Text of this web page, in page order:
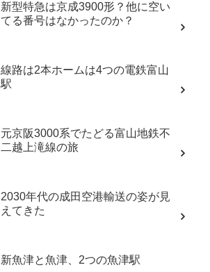
新型特急は京成3900形？他に空い
てる番号はなかったのか？
線路は2本ホームは4つの電鉄富山
駅
元京阪3000系でたどる富山地鉄不
二越上滝線の旅
2030年代の成田空港輸送の姿が見
えてきた
新魚津と魚津、2つの魚津駅